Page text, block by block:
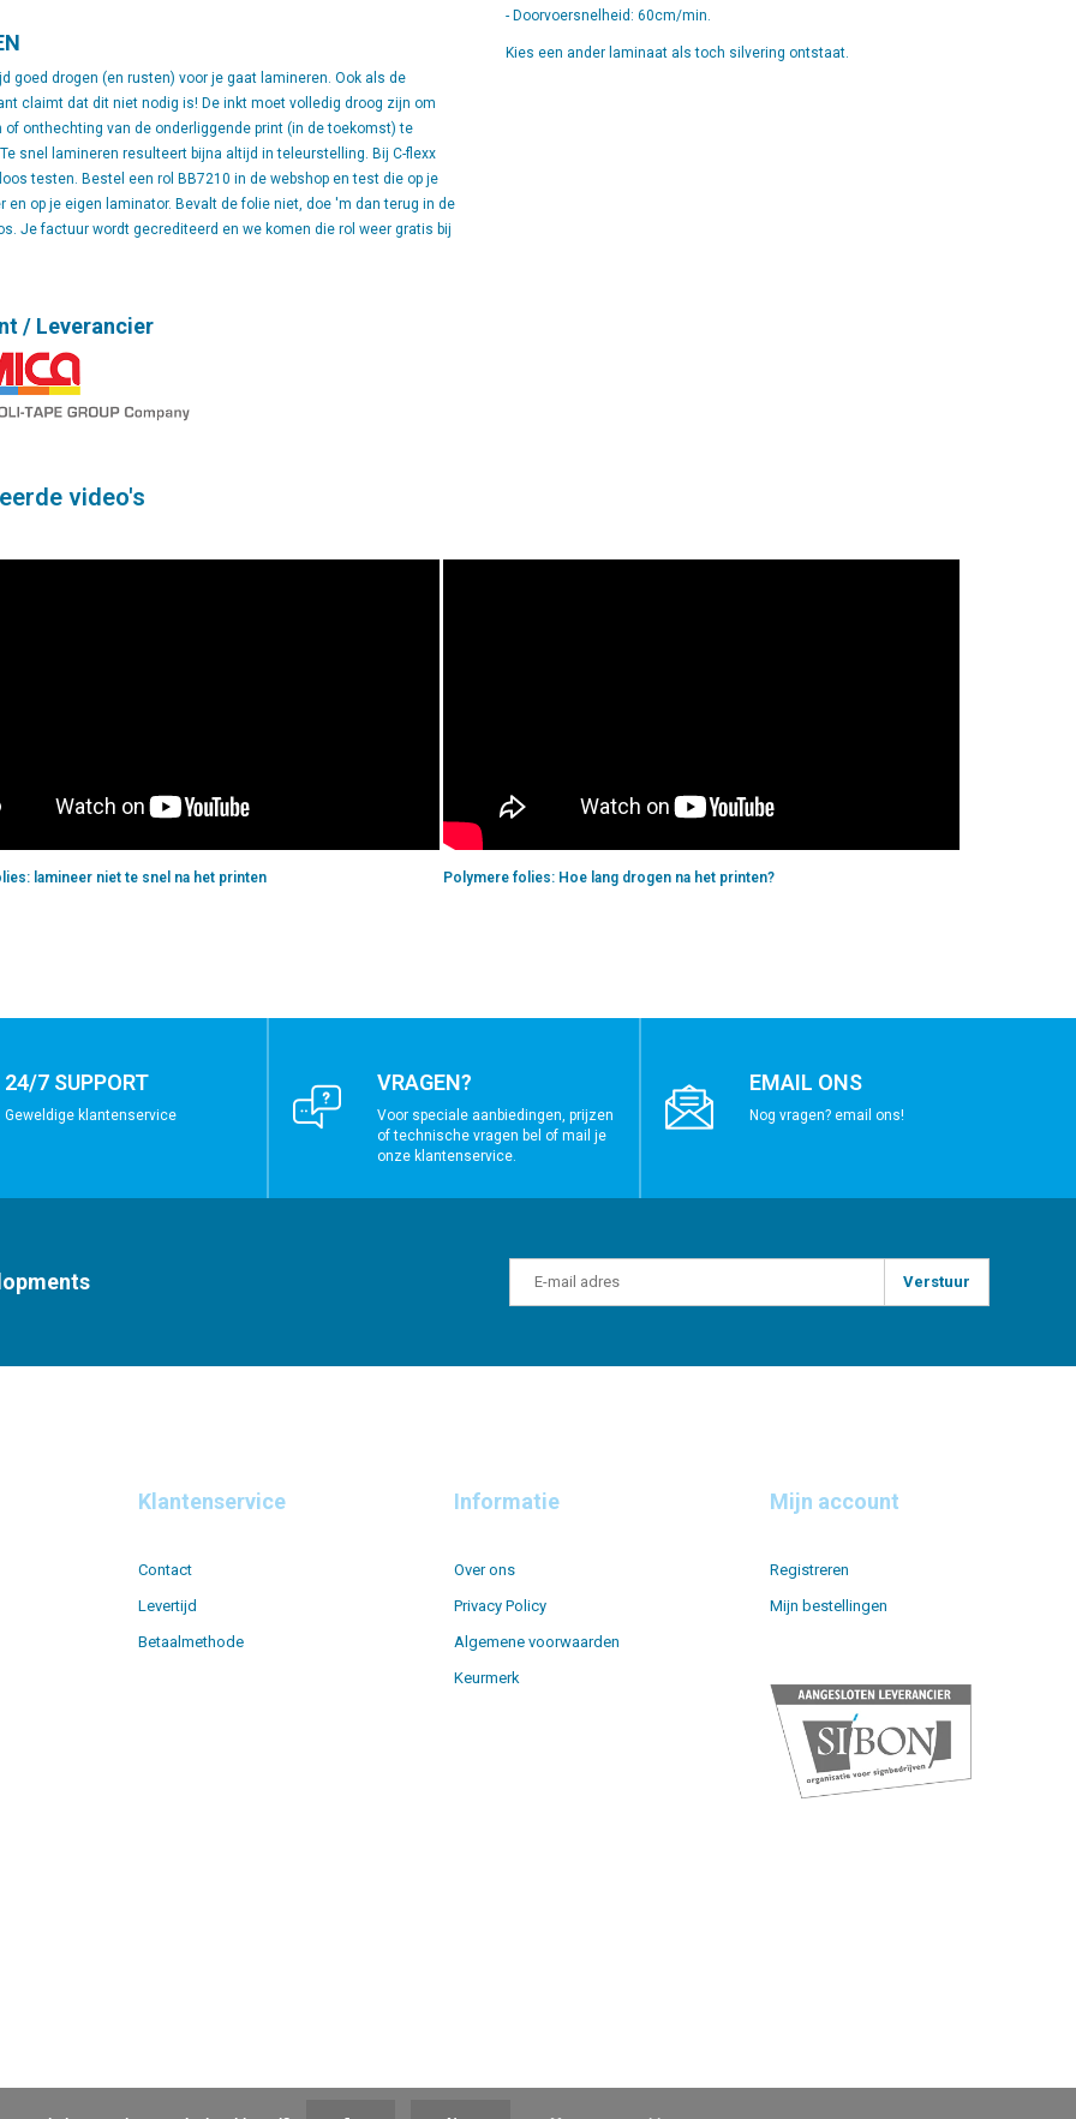
goed drogen (en rusten) voor je gaat lamineren. Ook als de
claimt dat dit niet nodig is! De inkt moet volledig droog zijn om
of onthechting van de onderliggende print (in de toekomst) te
snel lamineren resulteert bijna altijd in teleurstelling. Bij C-flexx
testen. Bestel een rol BB7210 in de webshop en test die op je
en op je eigen laminator. Bevalt de folie niet, doe 'm dan terug in de
Je factuur wordt gecrediteerd en we komen die rol weer gratis bij
/ Leverancier
- Doorvoersnelheid: 60cm/min.
Kies een ander laminaat als toch silvering ontstaat.
video's
lamineer niet te snel na het printen Polymere folies: Hoe lang drogen na het printen?
24/7 SUPPORT
Geweldige klantenservice
VRAGEN?
Voor speciale aanbiedingen, prijzen
of technische vragen bel of mail je
onze klantenservice.
EMAIL ONS
Nog vragen? email ons!
Verstuur
Klantenservice
Contact
Levertijd
Betaalmethode
Informatie
Over ons
Privacy Policy
Algemene voorwaarden
Keurmerk
Mijn account
Registreren
Mijn bestellingen